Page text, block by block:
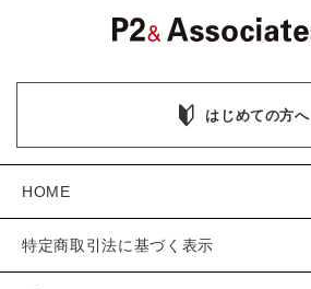
はじめての方へ
HOME
特定商取引法に基づく表示